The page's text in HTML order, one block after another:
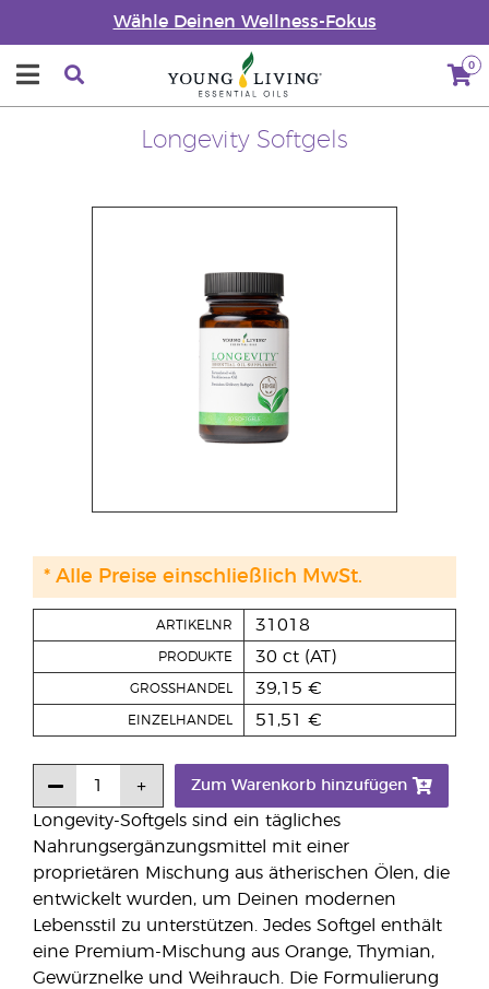
Wähle Deinen Wellness-Fokus
0
Longevity Softgels
Longevity-Softgels sind ein tägliches
Nahrungsergänzungsmittel mit einer
proprietären Mischung aus ätherischen Ölen, die
entwickelt wurden, um Deinen modernen
Lebensstil zu unterstützen. Jedes Softgel enthält
eine Premium-Mischung aus Orange, Thymian,
Gewürznelke und Weihrauch. Die Formulierung
ARTIKELNR 31018
PRODUKTE 30 ct (AT)
GROSSHANDEL 39,15 €
EINZELHANDEL 51,51 €
Zum Warenkorb hinzufügen
* Alle Preise einschließlich MwSt.